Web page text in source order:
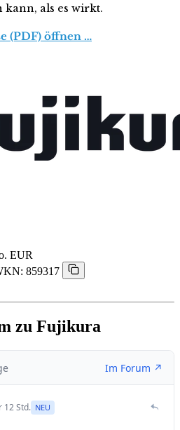
als es wirkt.
(PDF) öffnen …
EUR
859317
zu Fujikura